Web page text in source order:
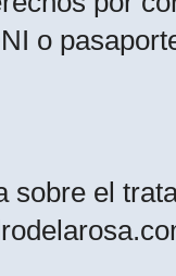
o
sobre el